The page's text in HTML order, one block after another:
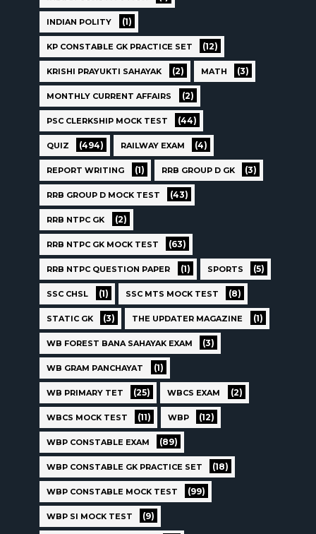
INDIAN POLITY (1)
KP CONSTABLE GK PRACTICE SET (12)
KRISHI PRAYUKTI SAHAYAK (2) MATH (3)
MONTHLY CURRENT AFFAIRS (2)
PSC CLERKSHIP MOCK TEST (44)
QUIZ (494) RAILWAY EXAM (4)
REPORT WRITING (1) RRB GROUP D GK (3)
RRB GROUP D MOCK TEST (43)
RRB NTPC GK (2)
RRB NTPC GK MOCK TEST (63)
RRB NTPC QUESTION PAPER (1) SPORTS (5)
SSC CHSL (1) SSC MTS MOCK TEST (8)
STATIC GK (3) THE UPDATER MAGAZINE (1)
WB FOREST BANA SAHAYAK EXAM (3)
WB GRAM PANCHAYAT (1)
WB PRIMARY TET (25) WBCS EXAM (2)
WBCS MOCK TEST (11) WBP (12)
WBP CONSTABLE EXAM (89)
WBP CONSTABLE GK PRACTICE SET (18)
WBP CONSTABLE MOCK TEST (99)
WBP SI MOCK TEST (9)